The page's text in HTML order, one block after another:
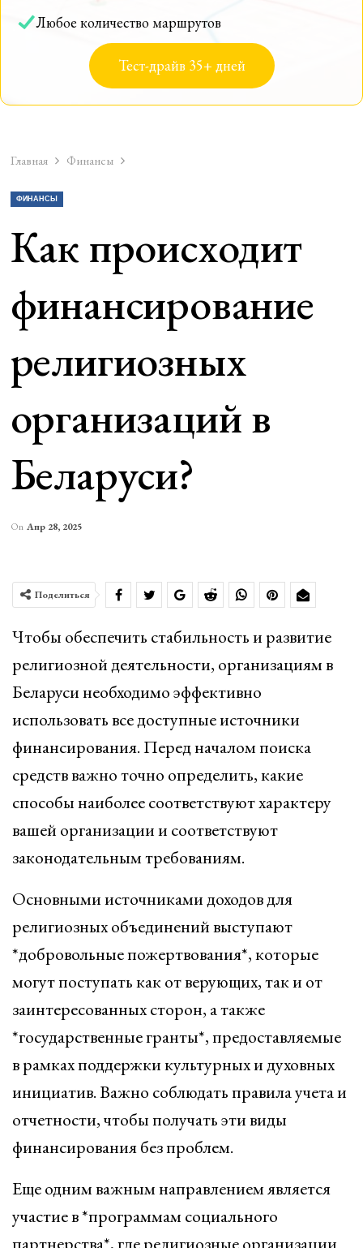
Любое количество маршрутов
Тест-драйв 35+ дней
Главная Финансы
ФИНАНСЫ
Как происходит
финансирование
религиозных
организаций в
Беларуси?
On Апр 28, 2025
Поделиться
Чтобы обеспечить стабильность и развитие
религиозной деятельности, организациям в
Беларуси необходимо эффективно
использовать все доступные источники
финансирования. Перед началом поиска
средств важно точно определить, какие
способы наиболее соответствуют характеру
вашей организации и соответствуют
законодательным требованиям.
Основными источниками доходов для
религиозных объединений выступают
*добровольные пожертвования*, которые
могут поступать как от верующих, так и от
заинтересованных сторон, а также
*государственные гранты*, предоставляемые
в рамках поддержки культурных и духовных
инициатив. Важно соблюдать правила учета и
отчетности, чтобы получать эти виды
финансирования без проблем.
Еще одним важным направлением является
участие в *программам социального